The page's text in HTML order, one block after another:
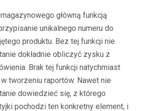
główną funkcją
unikalnego numeru do
produktu. Bez tej funkcji nie
dokładnie obliczyć zysku z
Brak tej funkcji natychmiast
tworzeniu raportów. Nawet nie
dowiedzieć się, z którego
pochodzi ten konkretny element, i